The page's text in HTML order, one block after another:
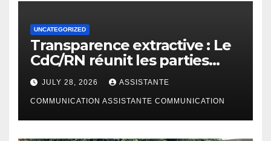
UNCATEGORIZED
Transparence extractive : Le
CdC/RN réunit les parties
prenantes à Bunia pour
enrichir le rapport de
cadrage ITIE RDC 2024
JULY 28, 2026 ASSISTANTE
COMMUNICATION ASSISTANTE COMMUNICATION